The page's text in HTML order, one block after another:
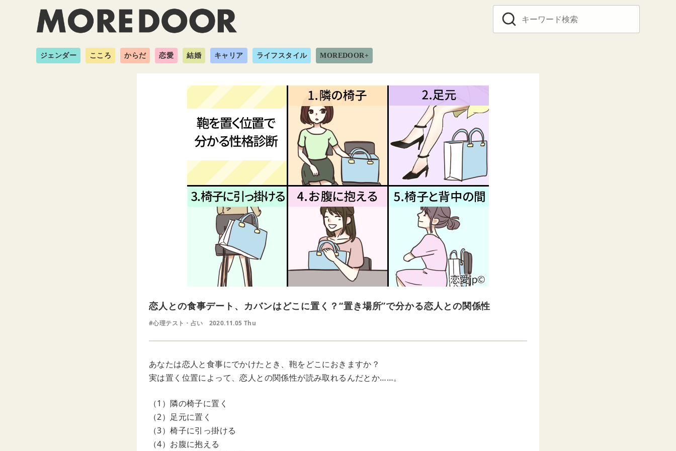
ジェンダー こころ からだ 恋愛 結婚 キャリア ライフスタイル MOREDOOR+
恋人との食事デート、カバンはどこに置く？“置き場所”で分かる恋人との関係性
#心理テスト・占い 2020.11.05 Thu
あなたは恋人と食事にでかけたとき、鞄をどこにおきますか？
実は置く位置によって、恋人との関係性が読み取れるんだとか……。
（1）隣の椅子に置く
（2）足元に置く
（3）椅子に引っ掛ける
（4）お腹に抱える